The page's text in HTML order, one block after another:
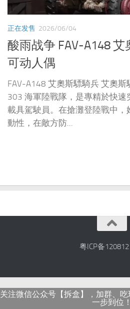
正在发售 2026/06/04
酸雨战争 FAV-A148
可动人偶
FAV-A148 艾奧斯驃騎兵 艾奧
303 海軍陸戰隊，是專精於快速
載具駕駛員。在搶灘登陸戰中，
動性，在敵方防...
粤ICP备
关注微信公众号【拆盒】，加群、吃
一步到位！